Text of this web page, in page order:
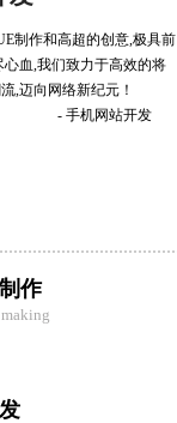
制作和高超的创意,极具前
血,我们致力于高效的将
,迈向网络新纪元！
- 手机网站开发
作